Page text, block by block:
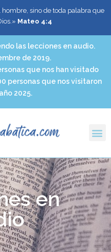
hombre, sino de toda palabra que
Mateo 4:4
las lecciones en audio.
de 2019.
que nos han visitado
personas que nos visitaron
2025.
en